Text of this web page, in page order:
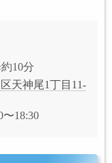
10分
天神尾1丁目11-
〜18:30